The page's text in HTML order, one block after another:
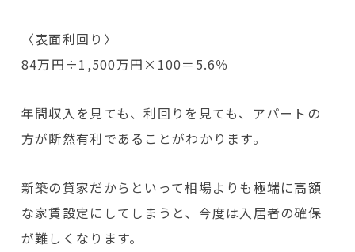
〈表面利回り〉
84万円÷1,500万円×100＝5.6％
年間収入を見ても、利回りを見ても、アパートの
方が断然有利であることがわかります。
新築の貸家だからといって相場よりも極端に高額
な家賃設定にしてしまうと、今度は入居者の確保
が難しくなります。